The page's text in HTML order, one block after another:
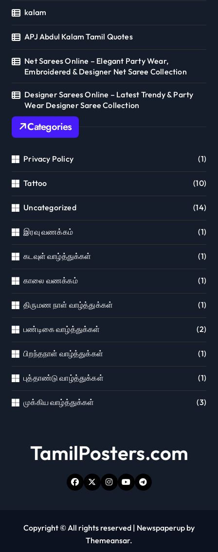
kalam
APJ Abdul Kalam Tamil Quotes
Net Sarees Online – Elegant Party Wear,
Embroidered & Designer Net Saree Collection
Designer Sarees Online – Latest Trendy & Party
Wear Designer Saree Collection
Categories
Privacy Policy (1)
Tattoo (10)
Uncategorized (14)
இரவு வணக்கம் (1)
கடவுள் வாழ்த்துக்கள் (1)
காலை வணக்கம் (1)
திருமண நாள் வாழ்த்துக்கள் (1)
பண்டிகை வாழ்த்துக்கள் (2)
பிறந்தநாள் வாழ்த்துக்கள் (1)
புத்தாண்டு வாழ்த்துக்கள் (1)
முக்கிய வாழ்த்துக்கள் (3)
TamilPosters.com
Copyright © All rights reserved | Newspaperup by
Themeansar.